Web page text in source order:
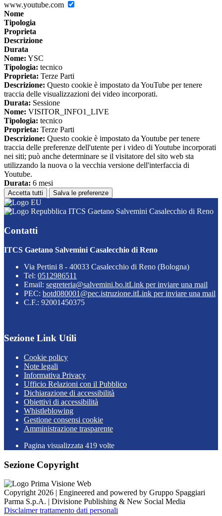
www.youtube.com
Nome
Tipologia
Proprieta
Descrizione
Durata
Nome: YSC
Tipologia: tecnico
Proprieta: Terze Parti
Descrizione: Questo cookie è impostato da YouTube per tenere
traccia delle visualizzazioni dei video incorporati.
Durata: Sessione
Nome: VISITOR_INFO1_LIVE
Tipologia: tecnico
Proprieta: Terze Parti
Descrizione: Questo cookie è impostato da Youtube per tenere
traccia delle preferenze dell'utente per i video di Youtube incorporati
nei siti; può anche determinare se il visitatore del sito web sta
utilizzando la nuova o la vecchia versione dell'interfaccia di
Youtube.
Durata: 6 mesi
Accetta tutti Salva le preferenze
ITCS Gaetano Salvemini Casalecchio di Reno
Contatti
ITCS Gaetano Salvemini Casalecchio di Reno
Via Pertini 8 - 40033 Casalecchio di Reno (Bologna)
Tel: 0512986511
Email: segreteria@salvemini.bo.itLink per inviare una mail
PEC: botd080001@pec.istruzione.itLink per inviare una mail
C.F.: 92001450375
Sezione Link Utili
Cookie policy
Note legali
Informativa Privacy
Ufficio Relazioni con il Pubblico
Dichiarazione di accessibilità
Obiettivi di accessibilità
Whistleblowing
Gestione consensi cookie
Amministrazione trasparente
Pagina visualizzata 419 volte
Sezione Copyright
Copyright 2026 | Engineered and powered by Gruppo Spaggiari
Parma S.p.A. | Divisione Publishing & New Social Media
Disclaimer trattamento dati personali